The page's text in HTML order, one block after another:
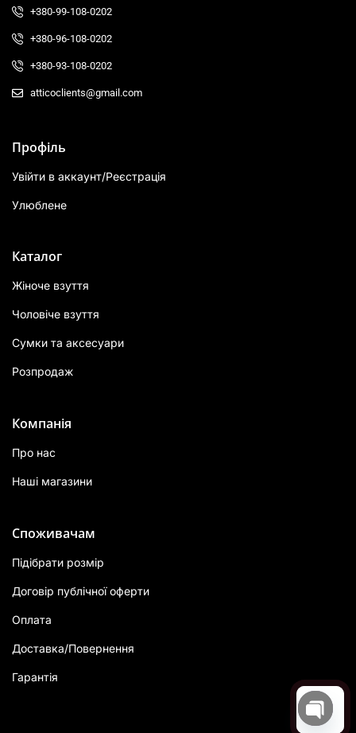
+380-99-108-0202
+380-96-108-0202
+380-93-108-0202
atticoclients@gmail.com
Профіль
Увійти в аккаунт/Реєстрація
Улюблене
Каталог
Жіноче взуття
Чоловіче взуття
Сумки та аксесуари
Розпродаж
Компанія
Про нас
Наші магазини
Споживачам
Підібрати розмір
Договір публічної оферти
Оплата
Доставка/Повернення
Гарантія